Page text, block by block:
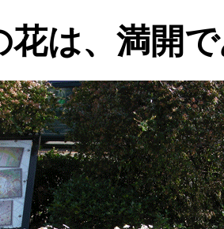
花は、満開